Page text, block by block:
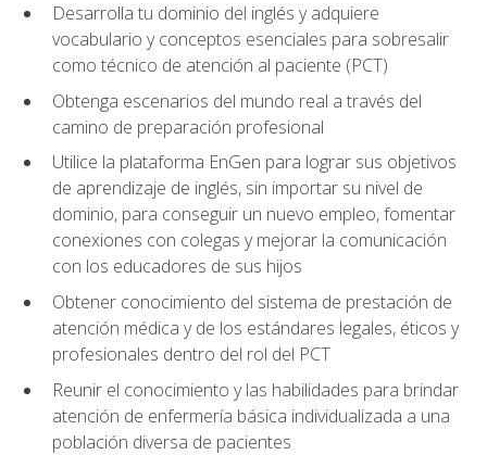
Desarrolla tu dominio del inglés y adquiere
vocabulario y conceptos esenciales para sobresalir
como técnico de atención al paciente (PCT)
Obtenga escenarios del mundo real a través del
camino de preparación profesional
Utilice la plataforma EnGen para lograr sus objetivos
de aprendizaje de inglés, sin importar su nivel de
dominio, para conseguir un nuevo empleo, fomentar
conexiones con colegas y mejorar la comunicación
con los educadores de sus hijos
Obtener conocimiento del sistema de prestación de
atención médica y de los estándares legales, éticos y
profesionales dentro del rol del PCT
Reunir el conocimiento y las habilidades para brindar
atención de enfermería básica individualizada a una
población diversa de pacientes